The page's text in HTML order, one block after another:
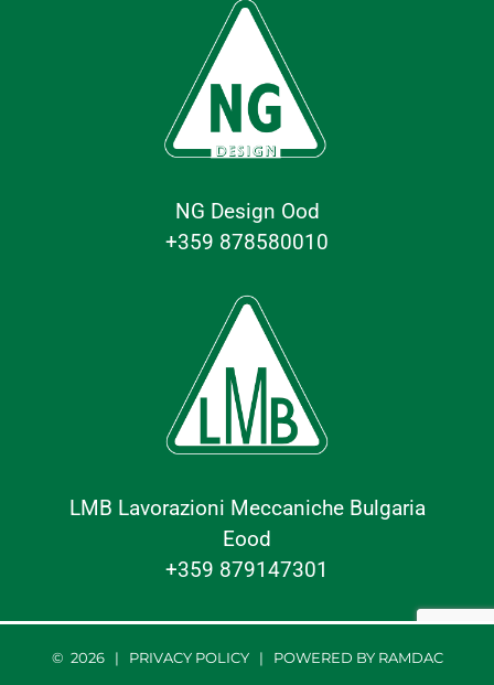
NG Design Ood
+359 878580010
LMB Lavorazioni Meccaniche Bulgaria
Eood
+359 879147301
© 2026 | PRIVACY POLICY| POWERED BY RAMDAC